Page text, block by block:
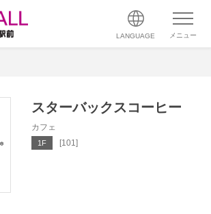
LANGUAGE メニュー
スターバックスコーヒー
カフェ
1F [101]